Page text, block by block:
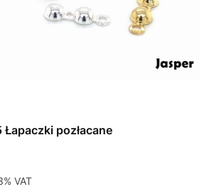
Łapaczki pozłacane
VATVAT